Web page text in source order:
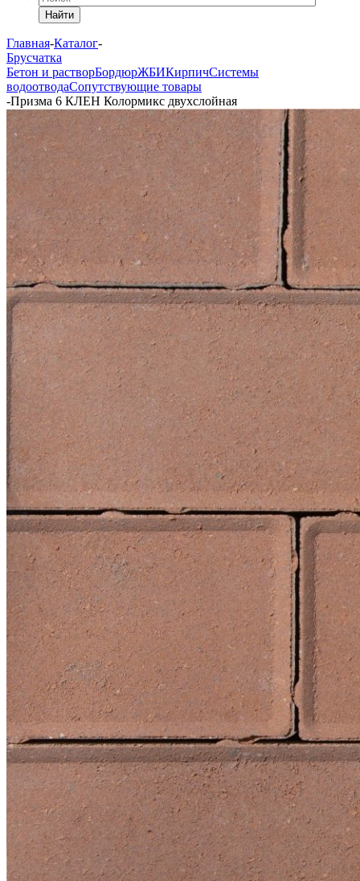
Найти
Главная-Каталог-
Брусчатка
Бетон и растворБордюрЖБИКирпичСистемы
водоотводаСопутствующие товары
-Призма 6 КЛЕН Колормикс двухслойная